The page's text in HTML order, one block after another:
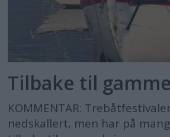
Tilbake til
KOMMENTAR:
nedskallert, men har på